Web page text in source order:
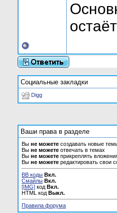
Социальные закладки
Digg
Ваши права в разделе
Вы не можете создавать новые
Вы не можете отвечать в темах
Вы не можете прикреплять
Вы не можете редактировать свои
BB коды Вкл.
Смайлы Вкл.
[IMG] код Вкл.
HTML код Выкл.
Правила форума